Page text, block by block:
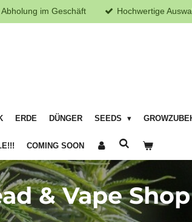
Abholung im Geschäft Hochwertige
ERDE DÜNGER SEEDS
COMING SOON
& Vape Shop